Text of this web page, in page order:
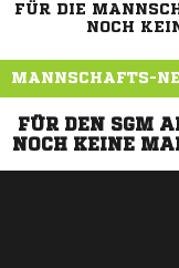
FÜR DIE
NOCH
MANNSCHAFTS-
FÜR DEN SGM
NOCH KEINE